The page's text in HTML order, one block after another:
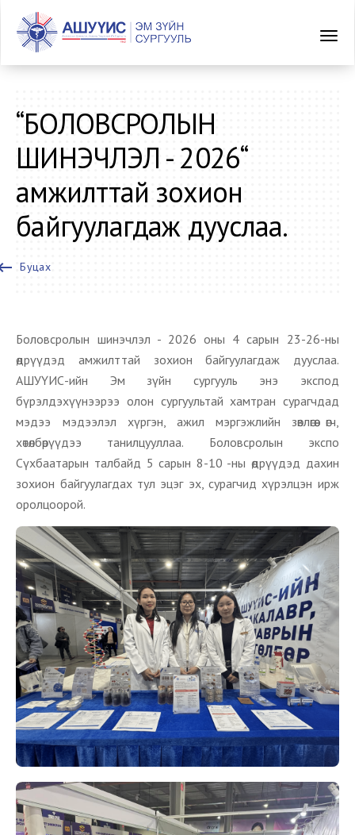
“БОЛОВСРОЛЫН
ШИНЭЧЛЭЛ - 2026“
амжилттай зохион
байгуулагдаж дууслаа.
Буцах
Боловсролын шинэчлэл - 2026 оны 4 сарын 23-26-ны
өдрүүдэд амжилттай зохион байгуулагдаж дууслаа.
АШУҮИС-ийн Эм зүйн сургууль энэ экспод
бүрэлдэхүүнээрээ олон сургуультай хамтран сурагчдад
мэдээ мэдээлэл хүргэн, ажил мэргэжлийн зөвлөгөө өгч,
хөтөлбөрүүдээ танилцууллаа. Боловсролын экспо
Сүхбаатарын талбайд 5 сарын 8-10 -ны өдрүүдэд дахин
зохион байгуулагдах тул эцэг эх, сурагчид хүрэлцэн ирж
оролцоорой.